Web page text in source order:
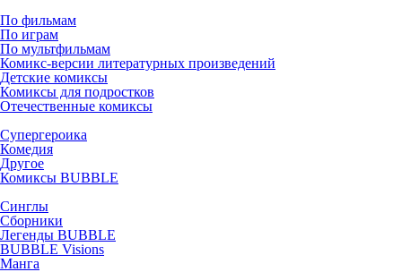
По фильмам
По играм
По мультфильмам
Комикс-версии литературных произведений
Детские комиксы
Комиксы для подростков
Отечественные комиксы
Супергероика
Комедия
Другое
Комиксы BUBBLE
Синглы
Сборники
Легенды BUBBLE
BUBBLE Visions
Манга